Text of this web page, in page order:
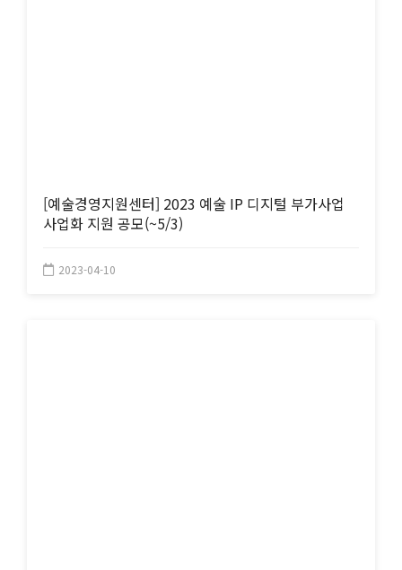
[예술경영지원센터] 2023 예술 IP 디지털 부가사업
사업화 지원 공모(~5/3)
2023-04-10